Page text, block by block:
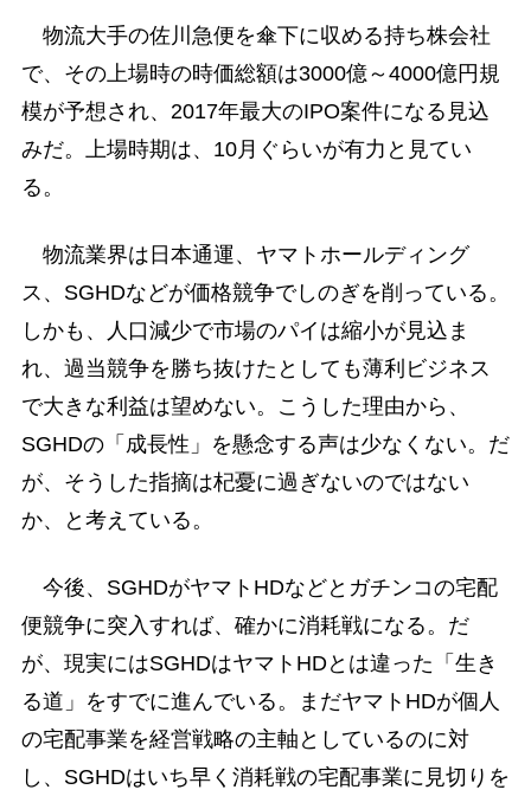
物流大手の佐川急便を傘下に収める持ち株会社
で、その上場時の時価総額は3000億～4000億円規
模が予想され、2017年最大のIPO案件になる見込
みだ。上場時期は、10月ぐらいが有力と見てい
る。
物流業界は日本通運、ヤマトホールディング
ス、SGHDなどが価格競争でしのぎを削っている。
しかも、人口減少で市場のパイは縮小が見込ま
れ、過当競争を勝ち抜けたとしても薄利ビジネス
で大きな利益は望めない。こうした理由から、
SGHDの「成長性」を懸念する声は少なくない。だ
が、そうした指摘は杞憂に過ぎないのではない
か、と考えている。
今後、SGHDがヤマトHDなどとガチンコの宅配
便競争に突入すれば、確かに消耗戦になる。だ
が、現実にはSGHDはヤマトHDとは違った「生き
る道」をすでに進んでいる。まだヤマトHDが個人
の宅配事業を経営戦略の主軸としているのに対
し、SGHDはいち早く消耗戦の宅配事業に見切りを